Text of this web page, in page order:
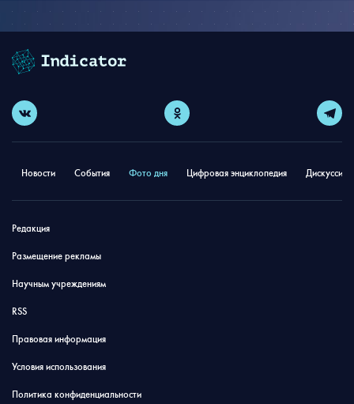
Новости События Фото дня Цифровая энциклопедия
Редакция
Размещение рекламы
Научным учреждениям
RSS
Правовая информация
Условия использования
Политика конфиденциальности